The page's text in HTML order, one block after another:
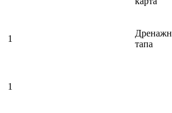
1
тапа
1